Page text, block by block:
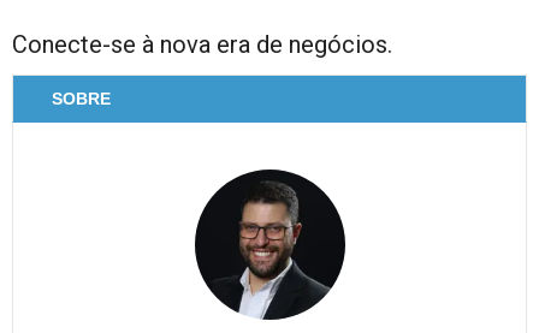
Conecte-se à nova era de negócios.
SOBRE